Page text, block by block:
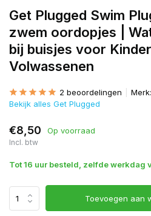
Get Plugged Swim
zwem oordopjes |
bij buisjes voor
Volwassenen
2 beoordelingen Merk:
Bekijk alles Get Plugged
€8,50 Op voorraad
Incl. btw
Tot 16 uur besteld, zelfde werkdag
Toevoegen aan